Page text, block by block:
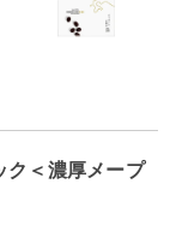
＜濃厚メープ